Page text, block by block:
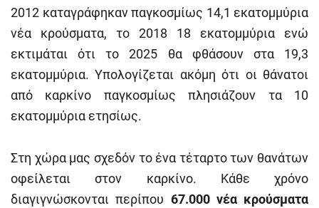
2012 καταγράφηκαν παγκοσμίως 14,1 εκατομμύρια
νέα κρούσματα, το 2018 18 εκατομμύρια ενώ
εκτιμάται ότι το 2025 θα φθάσουν στα 19,3
εκατομμύρια. Υπολογίζεται ακόμη ότι οι θάνατοι
από καρκίνο παγκοσμίως πλησιάζουν τα 10
εκατομμύρια ετησίως.
Στη χώρα μας σχεδόν το ένα τέταρτο των θανάτων
οφείλεται στον καρκίνο. Κάθε χρόνο
διαγιγνώσκονται περίπου 67.000 νέα κρούσματα